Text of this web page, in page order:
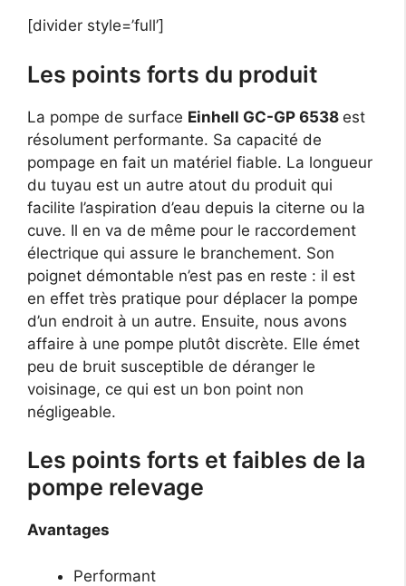
[divider style=’full’]
Les points forts du produit
La pompe de surface Einhell GC-GP 6538 est
résolument performante. Sa capacité de
pompage en fait un matériel fiable. La longueur
du tuyau est un autre atout du produit qui
facilite l’aspiration d’eau depuis la citerne ou la
cuve. Il en va de même pour le raccordement
électrique qui assure le branchement. Son
poignet démontable n’est pas en reste : il est
en effet très pratique pour déplacer la pompe
d’un endroit à un autre. Ensuite, nous avons
affaire à une pompe plutôt discrète. Elle émet
peu de bruit susceptible de déranger le
voisinage, ce qui est un bon point non
négligeable.
Les points forts et faibles de la
pompe relevage
Avantages
Performant